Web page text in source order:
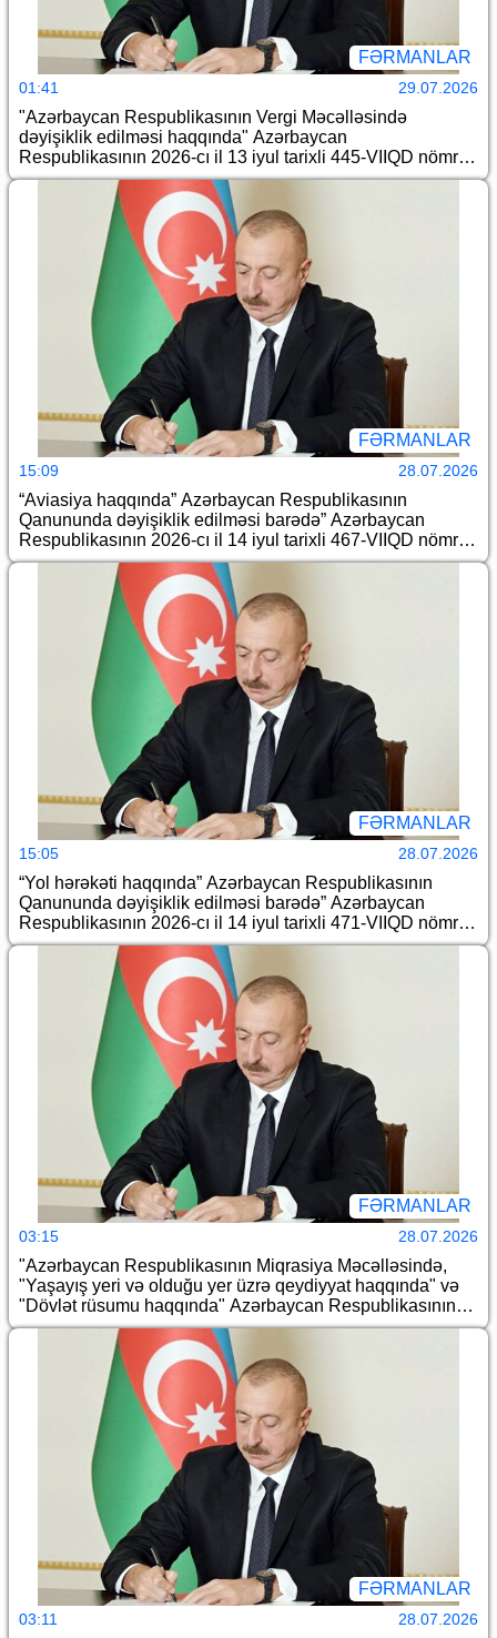
FƏRMANLAR
01:41 29.07.2026
"Azərbaycan Respublikasının Vergi Məcəlləsində
dəyişiklik edilməsi haqqında" Azərbaycan
Respublikasının 2026-cı il 13 iyul tarixli 445-VIIQD nömrəli
Qanununun tətbiqi və "Azərbaycan Respublikası Vergi
Məcəlləsinin təsdiq edilməsi, qüvvəyə minməsi və
bununla bağlı hüquqi tənzimləmə məsələləri haqqında"
Azərbaycan Respublikası Qanununun və bu Qanunla
təsdiq edilmiş Azərbaycan Respublikası Vergi
Məcəlləsinin tətbiq edilməsi barədə" Azərbaycan
Respublikası Prezidentinin 2000-ci il 30 avqust tarixli 393
nömrəli Fərmanında dəyişiklik edilməsi haqqında
FƏRMANLAR
15:09 28.07.2026
“Aviasiya haqqında” Azərbaycan Respublikasının
Qanununda dəyişiklik edilməsi barədə” Azərbaycan
Respublikasının 2026-cı il 14 iyul tarixli 467-VIIQD nömrəli
Qanununun tətbiqi və bununla əlaqədar bəzi məsələlərin
tənzimlənməsi haqqında
FƏRMANLAR
15:05 28.07.2026
“Yol hərəkəti haqqında” Azərbaycan Respublikasının
Qanununda dəyişiklik edilməsi barədə” Azərbaycan
Respublikasının 2026-cı il 14 iyul tarixli 471-VIIQD nömrəli
Qanununun tətbiqi və “Yol hərəkəti haqqında” Azərbaycan
Respublikası Qanununun tətbiq edilməsi barədə”
Azərbaycan Respublikası Prezidentinin 1998-ci il 22
noyabr tarixli 24 nömrəli Fərmanında dəyişiklik edilməsi
FƏRMANLAR
03:15 28.07.2026
"Azərbaycan Respublikasının Miqrasiya Məcəlləsində,
"Yaşayış yeri və olduğu yer üzrə qeydiyyat haqqında" və
"Dövlət rüsumu haqqında" Azərbaycan Respublikasının
qanunlarında dəyişiklik edilməsi barədə" Azərbaycan
Respublikasının 2026-cı il 14 iyul tarixli 465-VIIQD nömrəli
Qanununun tətbiqi və bununla əlaqədar bəzi məsələlərin
tənzimlənməsi haqqında
FƏRMANLAR
03:11 28.07.2026